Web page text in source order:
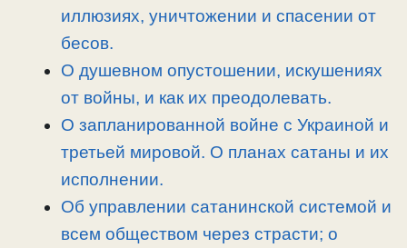
иллюзиях, уничтожении и спасении от
бесов.
О душевном опустошении, искушениях
от войны, и как их преодолевать.
О запланированной войне с Украиной и
третьей мировой. О планах сатаны и их
исполнении.
Об управлении сатанинской системой и
всем обществом через страсти; о